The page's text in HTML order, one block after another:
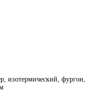
изотермический, фургон,